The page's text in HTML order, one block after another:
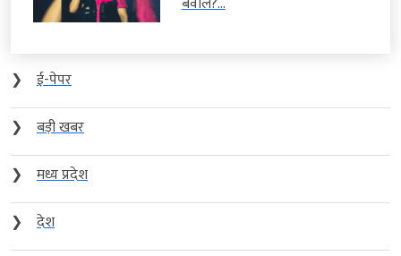
❯
ई-पेपर
❯
बड़ी खबर
❯
मध्य प्रदेश
❯
देश